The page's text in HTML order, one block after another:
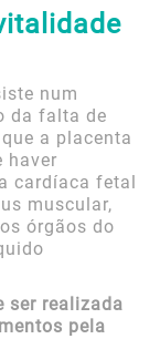
num
da falta de
a placenta
haver
cardíaca fetal
muscular,
órgãos do
ser realizada
pela